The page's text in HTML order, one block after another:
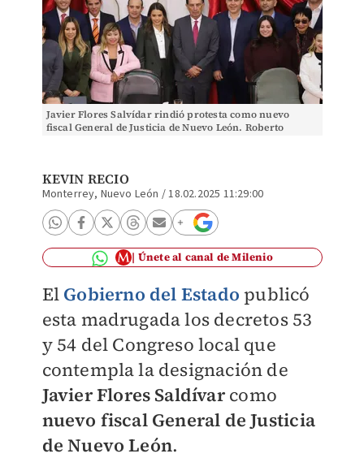
Javier Flores Salvídar rindió protesta como nuevo
fiscal General de Justicia de Nuevo León. Roberto
KEVIN RECIO
Monterrey, Nuevo León /18.02.2025 11:29:00
Únete al canal de Milenio
El Gobierno del Estado publicó
esta madrugada los decretos 53
y 54 del Congreso local que
contempla la designación de
Javier Flores Saldívarcomo
nuevo fiscal General de Justicia
de Nuevo León.